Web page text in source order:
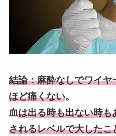
結論：麻酔なしでワイヤ
ほど痛くない。
血は出る時も出ない時も
されるレベルで大したこ